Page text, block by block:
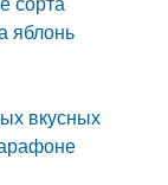
яблонь
вкусных